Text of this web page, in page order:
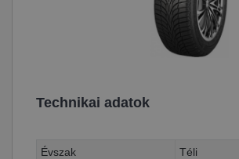
Technikai adatok
Évszak
Téli